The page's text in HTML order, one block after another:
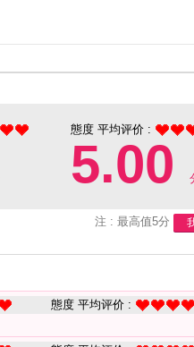
態度 平均评价 :
5.00
注 : 最高值5分
態度 平均评价 :